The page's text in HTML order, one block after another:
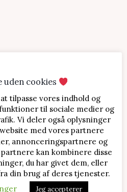
med mascarponecreme
med kirsebær
uden cookies
tilpasse vores indhold og
til sociale medier og
Vi deler også oplysninger
med vores partnere
annonceringspartnere og
kan kombinere disse
du har givet dem, eller
din brug af deres tjenester.
Jeg accepterer